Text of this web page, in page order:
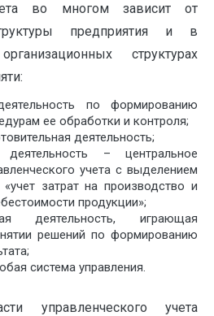
во многом зависит от
предприятия и в
структурах
по формированию
ее обработки и контроля;
деятельность;
деятельность – центральное
учета с выделением
затрат на производство и
продукции»;
деятельность, играющая
решений по формированию
система управления.
управленческого учета